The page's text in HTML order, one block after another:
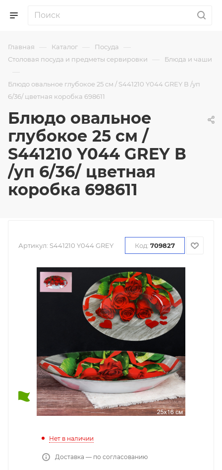
Главная — Каталог — Посуда —
Столовая посуда и предметы сервировки — Блюда и чаши
—
Блюдо овальное глубокое 25 см / S441210 Y044 GREY В /уп
6/36/ цветная коробка 698611
Блюдо овальное
глубокое 25 см /
S441210 Y044 GREY В
/уп 6/36/ цветная
коробка 698611
Артикул: S441210 Y044 GREY Код: 709827
Нет в наличии
Доставка — по согласованию